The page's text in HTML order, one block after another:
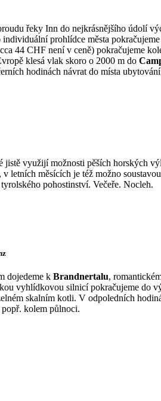
řeky Inn do nejkrásnějšího údolí
individuální prohlídce města
44 CHF není v ceně) pokračujeme
klesá vlak skoro o 2000 m do
hodinách návrat do místa
jistě využijí možnosti pěších horských
v letních měsících je též možno
pohostinství. Večeře. Nocleh.
dojedeme k Brandnertalu,
vyhlídkovou silnicí pokračujeme do
skalním kotli. V odpoledních
kolem půlnoci.